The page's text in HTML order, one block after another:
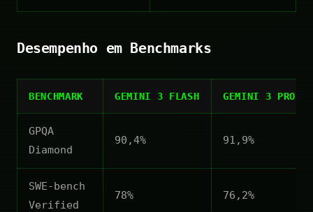
Desempenho em Benchmarks
BENCHMARK GEMINI 3 FLASH GEMINI 3 PRO
GPQA
Diamond
90,4% 91,9%
SWE-bench
Verified
78% 76,2%